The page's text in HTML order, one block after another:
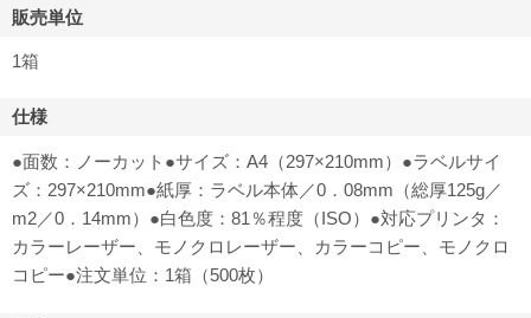
販売単位
1箱
仕様
●面数：ノーカット●サイズ：A4（297×210mm）●ラベルサイ
ズ：297×210mm●紙厚：ラベル本体／0．08mm（総厚125g／
m2／0．14mm）●白色度：81％程度（ISO）●対応プリンタ：
カラーレーザー、モノクロレーザー、カラーコピー、モノクロ
コピー●注文単位：1箱（500枚）